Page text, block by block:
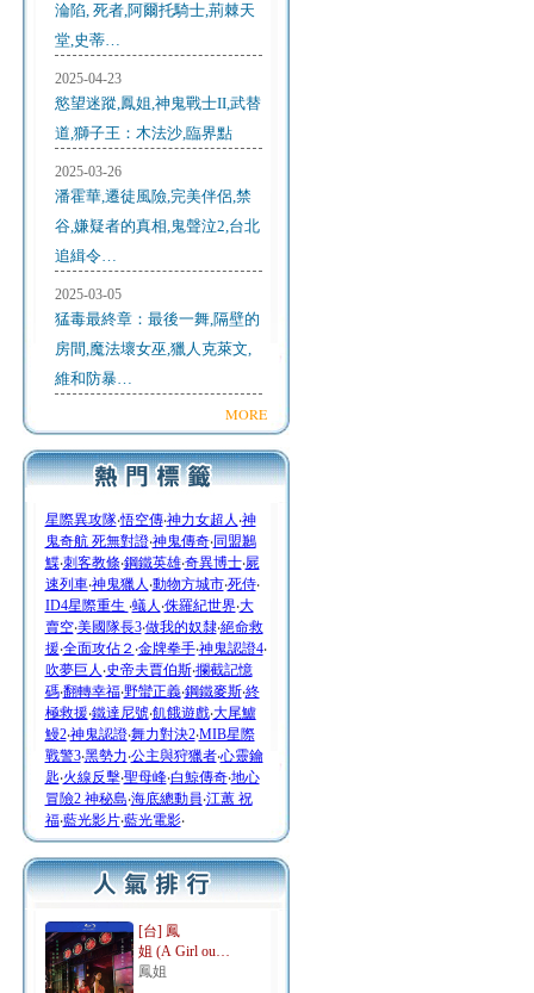
淪陷, 死者,阿爾托騎士,荊棘天
堂,史蒂…
2025-04-23
慾望迷蹤,鳳姐,神鬼戰士II,武替
道,獅子王：木法沙,臨界點
2025-03-26
潘霍華,遷徒風險,完美伴侶,禁
谷,嫌疑者的真相,鬼聲泣2,台北
追緝令…
2025-03-05
猛毒最終章：最後一舞,隔壁的
房間,魔法壞女巫,獵人克萊文,
維和防暴…
MORE
星際異攻隊‧悟空傳‧神力女超人 ‧神
鬼奇航 死無對證‧神鬼傳奇‧同盟鶼
鰈‧刺客教條‧鋼鐵英雄‧奇異博士‧屍
速列車‧神鬼獵人 ‧動物方城市‧死侍‧
ID4星際重生 ‧蟻人 ‧侏羅紀世界‧大
賣空‧美國隊長3‧做我的奴隸‧絕命救
援‧全面攻佔２ ‧金牌拳手‧神鬼認證4‧
吹夢巨人 ‧史帝夫賈伯斯‧攔截記憶
碼‧翻轉幸福‧野蠻正義‧鋼鐵麥斯‧終
極救援‧鐵達尼號‧飢餓遊戲‧大尾鱸
鰻2‧神鬼認證‧舞力對決2‧MIB星際
戰警3‧黑勢力‧公主與狩獵者‧心靈鑰
匙‧火線反擊‧聖母峰‧白鯨傳奇‧地心
冒險2 神秘島‧海底總動員‧江蕙 祝
福‧藍光影片‧藍光電影‧
[台] 鳳
姐 (A Girl ou…
鳳姐